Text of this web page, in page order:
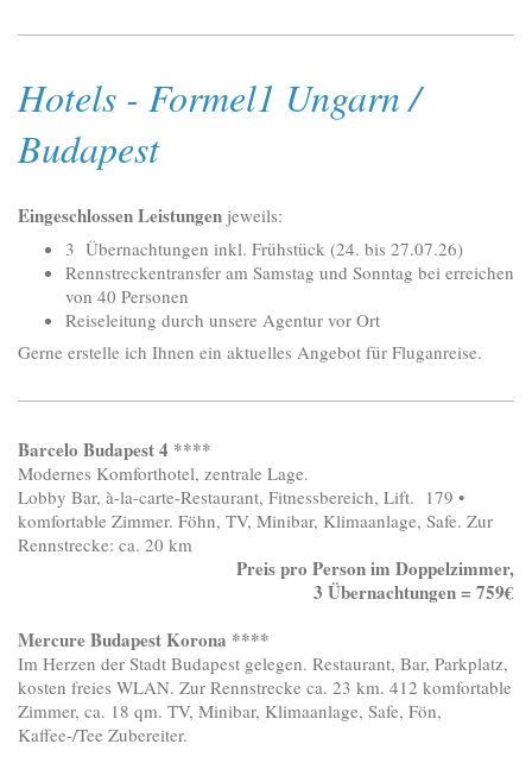
Hotels - Formel1 Ungarn /
Budapest
Eingeschlossen Leistungen jeweils:
3 Übernachtungen inkl. Frühstück (24. bis 27.07.26)
Rennstreckentransfer am Samstag und Sonntag bei erreichen
von 40 Personen
Reiseleitung durch unsere Agentur vor Ort
Gerne erstelle ich Ihnen ein aktuelles Angebot für Fluganreise.
Barcelo Budapest 4 ****
Modernes Komforthotel, zentrale Lage.
Lobby Bar, à-la-carte-Restaurant, Fitnessbereich, Lift. 179 •
komfortable Zimmer. Föhn, TV, Minibar, Klimaanlage, Safe. Zur
Rennstrecke: ca. 20 km
Preis pro Person im Doppelzimmer,
3 Übernachtungen = 759€
Mercure Budapest Korona ****
Im Herzen der Stadt Budapest gelegen. Restaurant, Bar, Parkplatz,
kosten freies WLAN. Zur Rennstrecke ca. 23 km. 412 komfortable
Zimmer, ca. 18 qm. TV, Minibar, Klimaanlage, Safe, Fön,
Kaffee-/Tee Zubereiter.